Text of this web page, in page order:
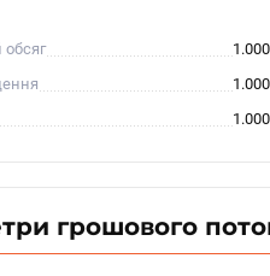
грошового